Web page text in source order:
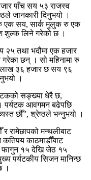
पाँच सय ५३ राजस्व
जानकारी दिनुभयो ।
एक सय, सार्क मुलुक रु एक
शुल्क लिने गरेको छ ।
२५ तथा भदौमा एक हजार
छन् । सो महिनामा रु
३६ हजार छ सय ९६
।
सङ्ख्या धेरै छ,
पर्यटक आवगमन बढेपछि
छौँ”, श्रेष्ठले भन्नुभयो ।
र रामेछापको मन्थलीबाट
कतिपय काठमाडौँबाट
फागुन १५ देखि जेठ १५
पर्यटकीय सिजन मानिन्छ
।